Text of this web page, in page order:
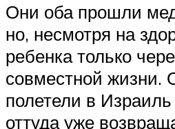
Они оба прошли
но, несмотря на
ребенка только
совместной жизни.
полетели в
оттуда уже